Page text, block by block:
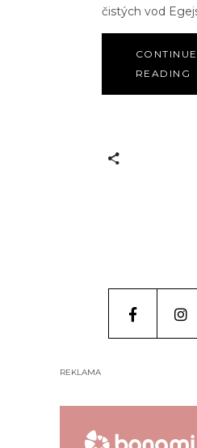
čistých vod
CONTINUE
READING
REKLAMA